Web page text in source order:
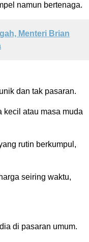
namun bertenaga.
Menteri Brian
dan tak pasaran.
kecil atau masa muda
rutin berkumpul,
seiring waktu,
di pasaran umum.